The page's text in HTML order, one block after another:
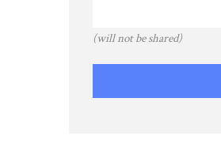
(will not be shared)